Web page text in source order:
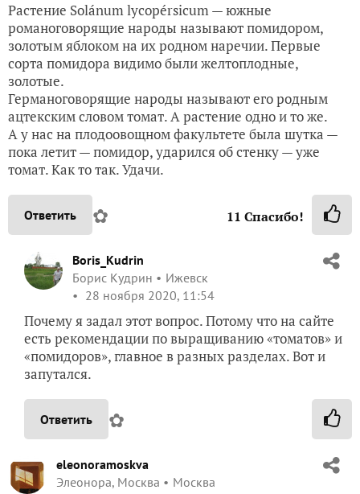
Растение Solánum lycopérsicum — южные
романоговорящие народы называют помидором,
золотым яблоком на их родном наречии. Первые
сорта помидора видимо были желтоплодные,
золотые.
Германоговорящие народы называют его родным
ацтекским словом томат. А растение одно и то же.
А у нас на плодоовощном факультете была шутка —
пока летит — помидор, ударился об стенку — уже
томат. Как то так. Удачи.
Ответить ✿ 11 Спасибо!
Boris_Kudrin
Борис Кудрин
Ижевск
28 ноября 2020, 11:54
Почему я задал этот вопрос. Потому что на сайте
есть рекомендации по выращиванию «томатов» и
«помидоров», главное в разных разделах. Вот и
запутался.
Ответить ✿
eleonoramoskva
Элеонора, Москва
Москва